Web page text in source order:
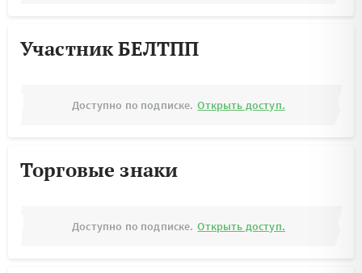
Участник БЕЛТПП
Доступно по подписке. Открыть доступ.
Торговые знаки
Доступно по подписке. Открыть доступ.